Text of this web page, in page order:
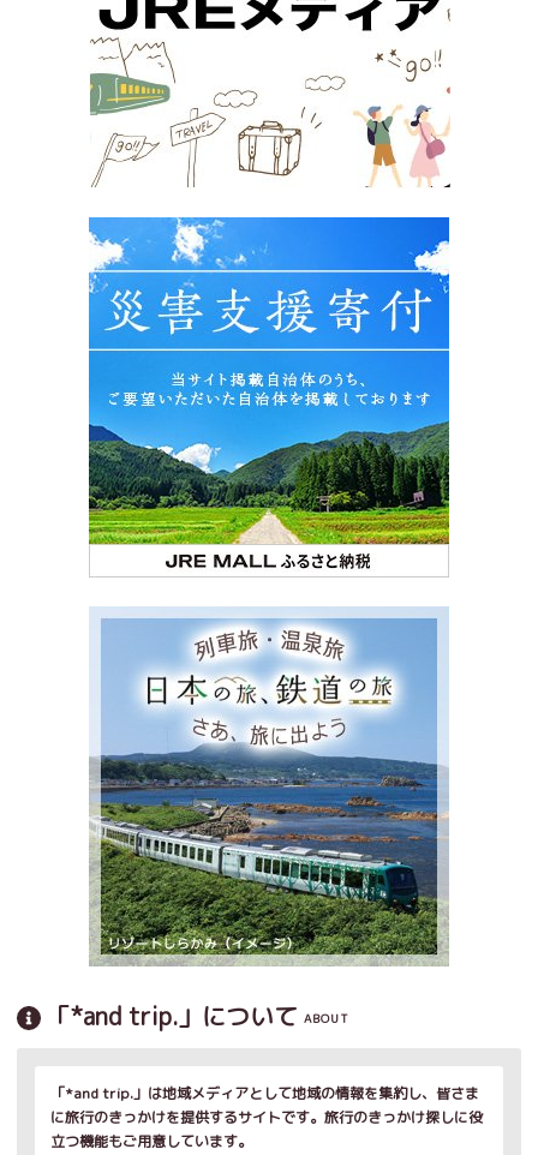
「*and trip.」について ABOUT
「*and trip.」は地域メディアとして地域の情報を集約し、皆さま
に旅行のきっかけを提供するサイトです。旅行のきっかけ探しに役
立つ機能もご用意しています。